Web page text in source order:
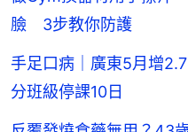
臉 3步教你防護
手足口病｜廣東5月增
分班級停課10日